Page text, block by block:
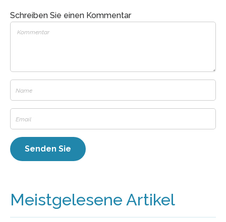
Schreiben Sie einen Kommentar
Meistgelesene Artikel